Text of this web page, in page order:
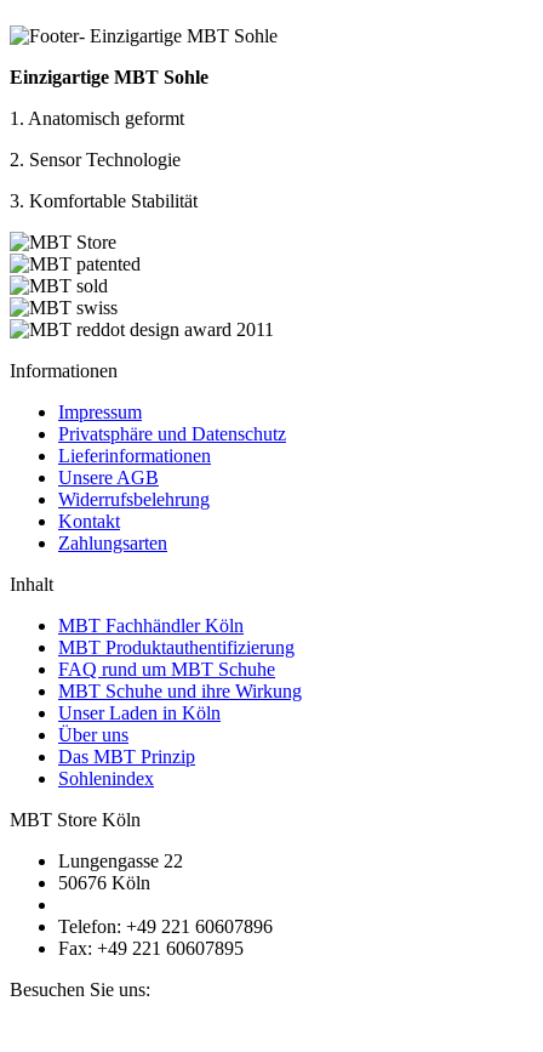
Einzigartige MBT Sohle
1. Anatomisch geformt
2. Sensor Technologie
3. Komfortable Stabilität
Informationen
Impressum
Privatsphäre und Datenschutz
Lieferinformationen
Unsere AGB
Widerrufsbelehrung
Kontakt
Zahlungsarten
Inhalt
MBT Fachhändler Köln
MBT Produktauthentifizierung
FAQ rund um MBT Schuhe
MBT Schuhe und ihre Wirkung
Unser Laden in Köln
Über uns
Das MBT Prinzip
Sohlenindex
MBT Store Köln
Lungengasse 22
50676 Köln
Telefon: +49 221 60607896
Fax: +49 221 60607895
Besuchen Sie uns: